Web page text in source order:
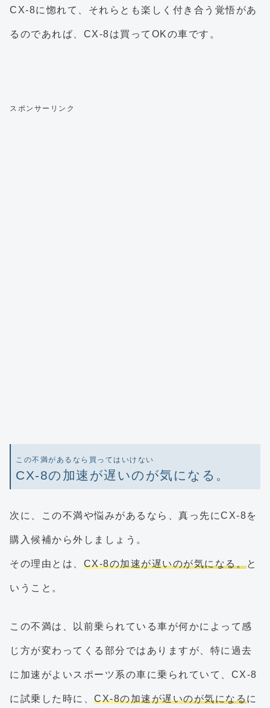
CX-8に惚れて、それらとも楽しく付き合う覚悟があ
るのであれば、CX-8は買ってOKの車です。
スポンサーリンク
この不満があるなら買ってはいけない
CX-8の加速が遅いのが気になる。
次に、この不満や悩みがあるなら、真っ先にCX-8を
購入候補から外しましょう。
その理由とは、 CX-8の加速が遅いのが気になる。と
いうこと。
この不満は、以前乗られている車が何かによって感
じ方が変わってくる部分ではありますが、特に過去
に加速がよいスポーツ系の車に乗られていて、CX-8
に試乗した時に、 CX-8の加速が遅いのが気になるに